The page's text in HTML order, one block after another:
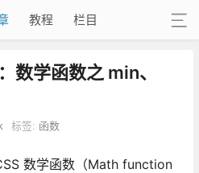
教程 栏目
数学函数之 min、
标签: 函数
数学函数（Math function